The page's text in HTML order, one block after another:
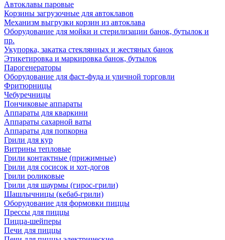
Автоклавы паровые
Корзины загрузочные для автоклавов
Механизм выгрузки корзин из автоклава
Оборудование для мойки и стерилизации банок, бутылок и
пр.
Укупорка, закатка стеклянных и жестяных банок
Этикетировка и маркировка банок, бутылок
Парогенераторы
Оборудование для фаст-фуда и уличной торговли
Фритюрницы
Чебуречницы
Пончиковые аппараты
Аппараты для кваркини
Аппараты сахарной ваты
Аппараты для попкорна
Грили для кур
Витрины тепловые
Грили контактные (прижимные)
Грили для сосисок и хот-догов
Грили роликовые
Грили для шаурмы (гирос-грили)
Шашлычницы (кебаб-грили)
Оборудование для формовки пиццы
Прессы для пиццы
Пицца-шейперы
Печи для пиццы